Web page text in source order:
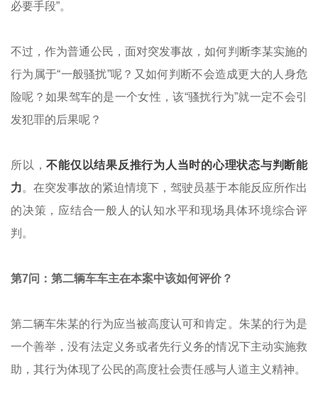
必要手段”。
不过，作为普通公民，面对突发事故，如何判断李某实施的
行为属于“一般骚扰”呢？又如何判断不会造成更大的人身危
险呢？如果驾车的是一个女性，该“骚扰行为”就一定不会引
发犯罪的后果呢？
所以，不能仅以结果反推行为人当时的心理状态与判断能
力。在突发事故的紧迫情境下，驾驶员基于本能反应所作出
的决策，应结合一般人的认知水平和现场具体环境综合评
判。
第7问：第二辆车车主在本案中该如何评价？
第二辆车朱某的行为应当被高度认可和肯定。朱某的行为是
一个善举，没有法定义务或者先行义务的情况下主动实施救
助，其行为体现了公民的高度社会责任感与人道主义精神。